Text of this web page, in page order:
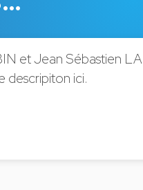
et Jean Sébastien
descripiton ici.